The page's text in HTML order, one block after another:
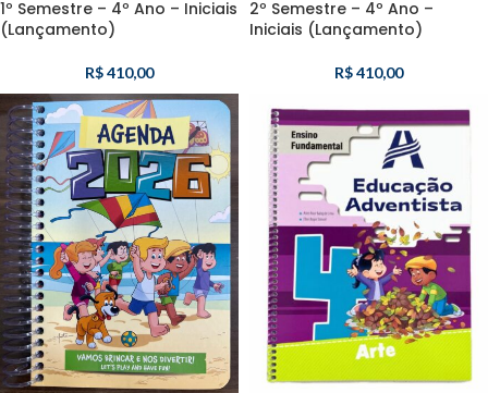
1º Semestre – 4º Ano – Iniciais
(Lançamento)
R$410,00
2º Semestre – 4º Ano –
Iniciais (Lançamento)
R$410,00